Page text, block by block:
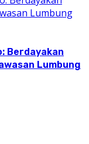
Berdayakan
Lumbung